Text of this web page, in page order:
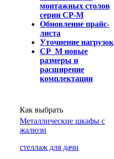
монтажных столов
серии СР-М
Обновление прайс-
листа
Уточнение нагрузок
СР_М новые
размеры и
расширение
комплектации
Как выбрать
Металлические шкафы с
жалюзи
cтеллаж для дачи